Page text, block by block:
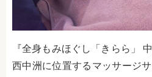
『全身もみほぐし「きらら」
西中洲に位置するマッサージ